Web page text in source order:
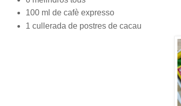
100 ml de cafè expresso
1 cullerada de postres de cacau